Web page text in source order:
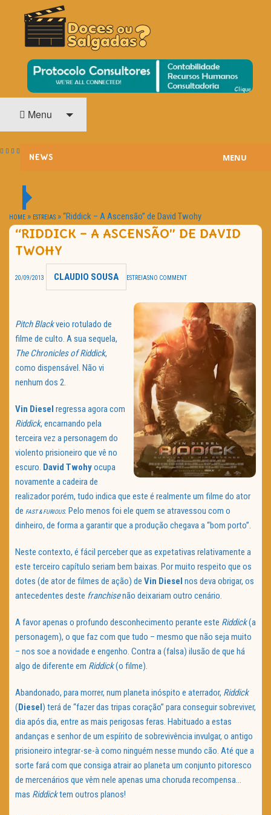
DOCES OU SALGADAS?
O Cinema? Uma Paixão!!
Menu
NEWS
PASSATEMPOS
HOME CINEMA
NOTA PESSOAL
TRAILER DO DIA
MENU
HOME » ESTREIAS »“Riddick – A Ascensão” de David Twohy
“RIDDICK – A ASCENSÃO” DE DAVID
TWOHY
20/09/2013 CLAUDIO SOUSA ESTREIASNO COMMENT
Pitch Blackveio rotulado de
filme de culto. A sua sequela,
The Chronicles of Riddick,
como dispensável. Não vi
nenhum dos 2.
Vin Diesel regressa agora com
Riddick, encarnando pela
terceira vez a personagem do
violento prisioneiro que vê no
escuro. David Twohyocupa
novamente a cadeira de
realizador porém, tudo indica que este é realmente um filme do ator
de FAST & FURIOUS. Pelo menos foi ele quem se atravessou com o
dinheiro, de forma a garantir que a produção chegava a “bom porto”.
Neste contexto, é fácil perceber que as expetativas relativamente a
este terceiro capítulo seriam bem baixas. Por muito respeito que os
dotes (de ator de filmes de ação) de Vin Diesel nos deva obrigar, os
antecedentes deste franchisenão deixariam outro cenário.
A favor apenas o profundo desconhecimento perante este Riddick(a
personagem), o que faz com que tudo – mesmo que não seja muito
– nos soe a novidade e engenho. Contra a (falsa) ilusão de que há
algo de diferente em Riddick(o filme).
Abandonado, para morrer, num planeta inóspito e aterrador, Riddick
(Diesel) terá de “fazer das tripas coração” para conseguir sobreviver,
dia após dia, entre as mais perigosas feras. Habituado a estas
andanças e senhor de um espírito de sobrevivência invulgar, o antigo
prisioneiro integrar-se-à como ninguém nesse mundo cão. Até que a
sorte fará com que consiga atrair ao planeta um conjunto pitoresco
de mercenários que vêm nele apenas uma choruda recompensa…
mas Riddicktem outros planos!